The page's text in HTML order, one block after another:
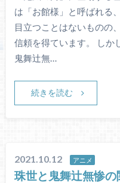
は「お館様」と呼ばれる
目立つことはないものの
信頼を得ています。 しか
鬼舞辻無…
続きを読む
2021.10.12 アニメ
珠世と鬼舞辻無惨